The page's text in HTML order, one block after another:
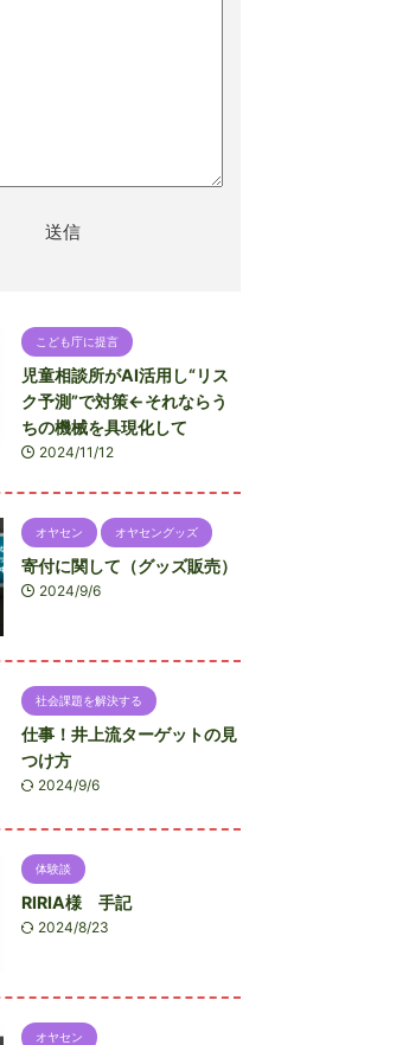
こども庁に提言
児童相談所がAI活用し“リス
ク予測”で対策←それならう
ちの機械を具現化して
2024/11/12
オヤセン オヤセングッズ
寄付に関して（グッズ販売）
2024/9/6
社会課題を解決する
仕事！井上流ターゲットの見
つけ方
2024/9/6
体験談
RIRIA様 手記
2024/8/23
オヤセン